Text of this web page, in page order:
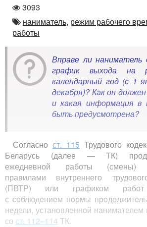
Количество
просмотров
3093
Автор
наниматель, режим рабочего
работы
Вправе ли наниматель
график выхода на
календарный год (с 1
декабря)? Как он
и какая информация в
быть предусмотрена?
Согласно ст. 115 Трудового
Беларусь (далее — ТК)
ежедневной работы (смены)
правилами внутреннего
(ПВТР) или графиком работ
с соблюдением нормы
недели, установленной нанимателем
со ст. 112–114 ТК.